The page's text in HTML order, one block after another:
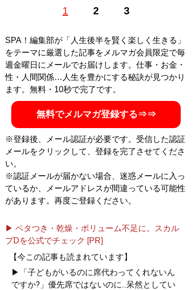
1 2 3
旅に関する連載コラムを執筆する航空ジャーナリスト。
「Avian Wing」も更新中。大阪府出身で航空ジャーナリ
スト協会に所属する。Facebook avian.wing
instagram @kitajimaavianwing
記事一覧へ
SPA！編集部が「人生後半を賢く楽しく生きる」
をテーマに厳選した記事をメルマガ会員限定で毎
週金曜日にメールでお届けします。仕事・お金・
性・人間関係…人生を豊かにする秘訣が見つかり
ます。無料・10秒で完了です。
無料でメルマガ登録する⇒⇒
※登録後、メール認証が必要です。受信した認証
メールをクリックして、登録を完了させてくださ
い。
※認証メールが届かない場合、迷惑メールに入っ
ているか、メールアドレスが間違っている可能性
があります。再度ご登録ください。
▶ ベタつき・乾燥・ボリューム不足に。スカル
プDを公式でチェック [PR]
【今この記事も読まれています】
▶「子どもがいるのに席代わってくれないん
ですか?」優先席ではないのに...呆然としてい